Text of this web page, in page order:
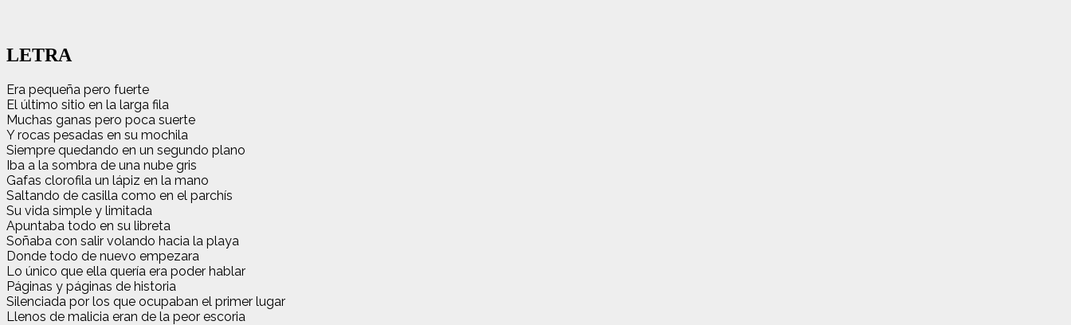
LETRA
Era pequeña pero fuerte
El último sitio en la larga fila
Muchas ganas pero poca suerte
Y rocas pesadas en su mochila
Siempre quedando en un segundo plano
Iba a la sombra de una nube gris
Gafas clorofila un lápiz en la mano
Saltando de casilla como en el parchís
Su vida simple y limitada
Apuntaba todo en su libreta
Soñaba con salir volando hacia la playa
Donde todo de nuevo empezara
Lo único que ella quería era poder hablar
Páginas y páginas de historia
Silenciada por los que ocupaban el primer lugar
Llenos de malicia eran de la peor escoria